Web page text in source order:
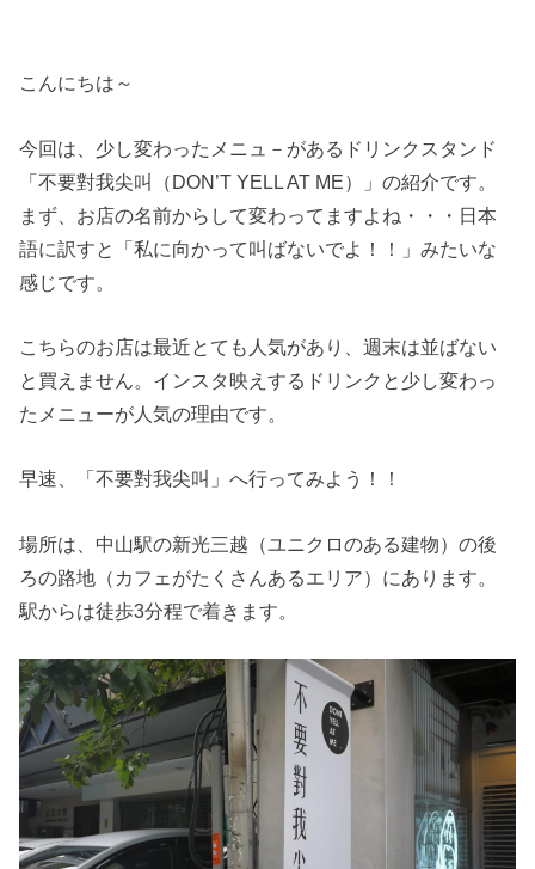
こんにちは～
今回は、少し変わったメニュ－があるドリンクスタンド
「不要對我尖叫（DON’T YELL AT ME）」の紹介です。
まず、お店の名前からして変わってますよね・・・日本
語に訳すと「私に向かって叫ばないでよ！！」みたいな
感じです。
こちらのお店は最近とても人気があり、週末は並ばない
と買えません。インスタ映えするドリンクと少し変わっ
たメニューが人気の理由です。
早速、「不要對我尖叫」へ行ってみよう！！
場所は、中山駅の新光三越（ユニクロのある建物）の後
ろの路地（カフェがたくさんあるエリア）にあります。
駅からは徒歩3分程で着きます。